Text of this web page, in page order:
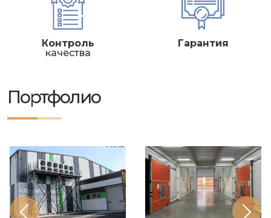
Контроль
качества
Гарантия
Портфолио